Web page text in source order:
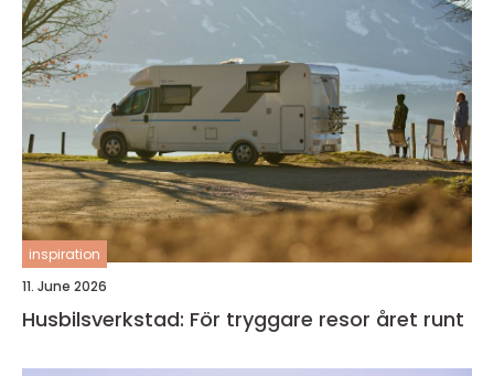
inspiration
11. June 2026
Husbilsverkstad: För tryggare resor året runt